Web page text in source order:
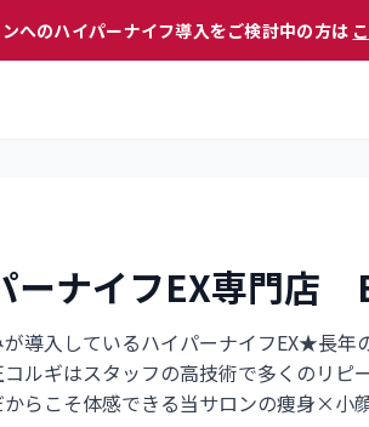
へのハイパーナイフ導入をご検討中の方は
ーナイフEX専門店
導入しているハイパーナイフEX★長
ルギはスタッフの高技術で多くのリピ
からこそ体感できる当サロンの痩身×